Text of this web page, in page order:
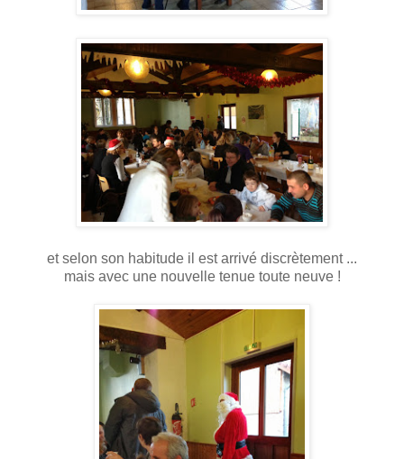
et selon son habitude il est arrivé discrètement ...
mais avec une nouvelle tenue toute neuve !